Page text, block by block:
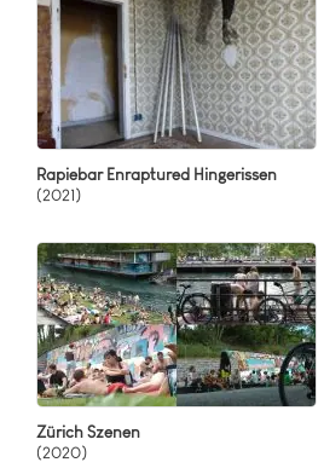
Rapiebar Enraptured Hingerissen
(2021)
Zürich Szenen
(2020)